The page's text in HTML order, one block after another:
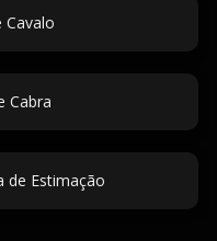
Cavalo
Cabra
de Estimação